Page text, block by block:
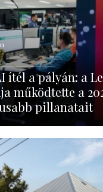
ítél a pályán: a
működtette a
pillanatait